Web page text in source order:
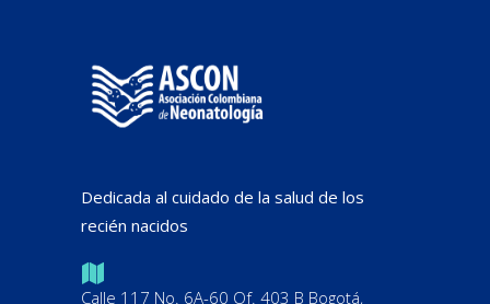
Dedicada al cuidado de la salud de los
recién nacidos
Calle 117 No. 6A-60 Of. 403 B Bogotá,